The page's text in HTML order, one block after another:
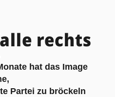
rechts
hat das Image
Partei zu bröckeln